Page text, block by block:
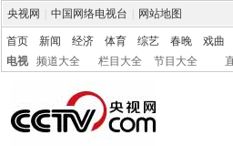
央视网 中国网络电视台 网站地图
首页 新闻 经济 体育 综艺 春晚 戏曲
电视
频道大全 栏目大全 节目大全